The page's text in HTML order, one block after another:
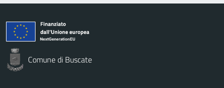
Comune di Buscate